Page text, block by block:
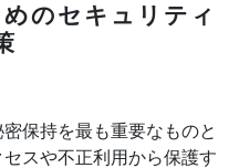
のセキュリティ
保持を最も重要なものと
スや不正利用から保護す